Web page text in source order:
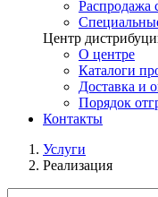
Распродажа
Центр
О центре
Каталоги
Доставка и
Порядок
Контакты
Услуги
Реализация